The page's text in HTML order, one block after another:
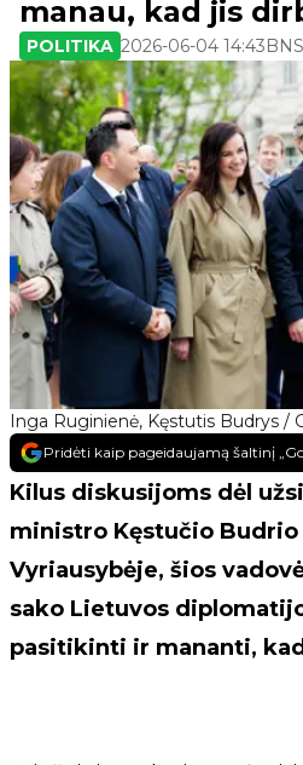
Inga Ruginienė, Kęstutis Budrys /
manau, kad jis
POLITIKA 2026-06-04 14:43BNS
Pridėti kaip pageidaujamą šaltinį
Kilus diskusijoms dėl
ministro Kęstučio
Vyriausybėje, šios
sako Lietuvos
pasitikinti ir mananti,